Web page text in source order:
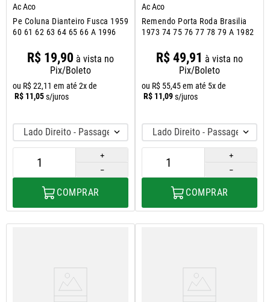
Ac Aco
Pe Coluna Dianteiro Fusca 1959
60 61 62 63 64 65 66 A 1996
R$ 19,90 à vista no
Pix/Boleto
ou R$22,11 em até 2x de
R$ 11,05s/juros
Lado Direito - Passageiro
＋
－
COMPRAR
Ac Aco
Remendo Porta Roda Brasilia
1973 74 75 76 77 78 79 A 1982
R$ 49,91 à vista no
Pix/Boleto
ou R$ 55,45em até 5x de
R$ 11,09s/juros
Lado Direito - Passageiro
＋
－
COMPRAR